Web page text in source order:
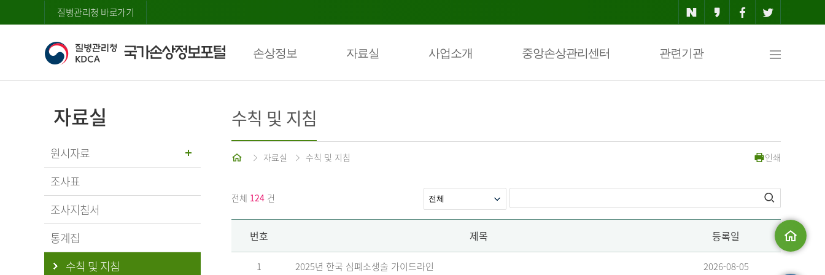
질병관리청 바로가기
손상정보 자료실 사업소개 중앙손상관리센터 관련기관
맵
자료실
원시자료
조사표
조사지침서
통계집
수칙 및 지침
수칙 및 지침
자료실 수칙 및 지침 인쇄
전체 124 건
번호 제목 등록일
1 2025년 한국 심폐소생술 가이드라인 2026-08-05